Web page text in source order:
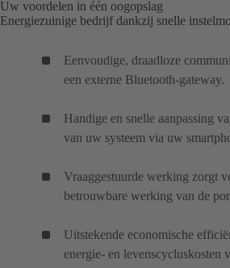
Uw voordelen in één oogopslag
Energiezuinige bedrijf dankzij snelle
Eenvoudige, draadloze
een externe Bluetooth-gateway.
Handige en snelle aanpassing
van uw systeem via uw
Vraaggestuurde werking zorgt
betrouwbare werking van de
Uitstekende economische
energie- en levenscycluskosten